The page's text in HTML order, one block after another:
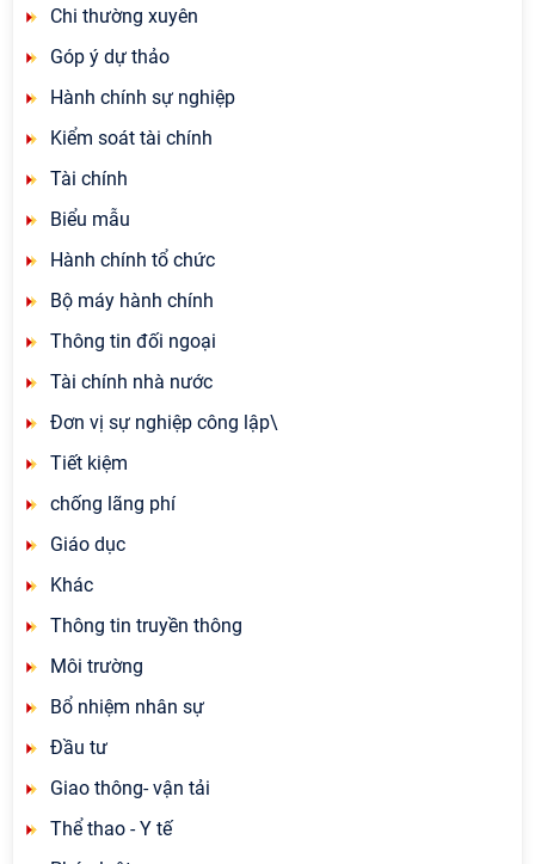
Chi thường xuyên
Góp ý dự thảo
Hành chính sự nghiệp
Kiểm soát tài chính
Tài chính
Biểu mẫu
Hành chính tổ chức
Bộ máy hành chính
Thông tin đối ngoại
Tài chính nhà nước
Đơn vị sự nghiệp công lập\
Tiết kiệm
chống lãng phí
Giáo dục
Khác
Thông tin truyền thông
Môi trường
Bổ nhiệm nhân sự
Đầu tư
Giao thông- vận tải
Thể thao - Y tế